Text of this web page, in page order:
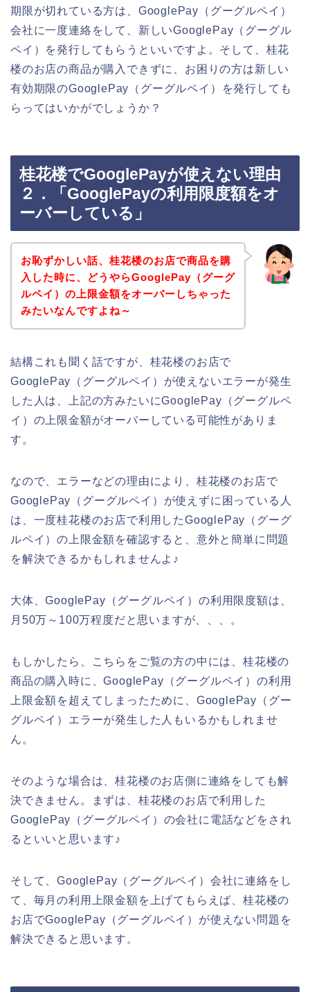
期限が切れている方は、GooglePay（グーグルペイ）
会社に一度連絡をして、新しいGooglePay（グーグル
ペイ）を発行してもらうといいですよ。そして、桂花
楼のお店の商品が購入できずに、お困りの方は新しい
有効期限のGooglePay（グーグルペイ）を発行しても
らってはいかがでしょうか？
桂花楼でGooglePayが使えない理由
２．「GooglePayの利用限度額をオ
ーバーしている」
お恥ずかしい話、桂花楼のお店で商品を購
入した時に、どうやらGooglePay（グーグ
ルペイ）の上限金額をオーバーしちゃった
みたいなんですよね～
結構これも聞く話ですが、桂花楼のお店で
GooglePay（グーグルペイ）が使えないエラーが発生
した人は、上記の方みたいにGooglePay（グーグルペ
イ）の上限金額がオーバーしている可能性がありま
す。
なので、エラーなどの理由により、桂花楼のお店で
GooglePay（グーグルペイ）が使えずに困っている人
は、一度桂花楼のお店で利用したGooglePay（グーグ
ルペイ）の上限金額を確認すると、意外と簡単に問題
を解決できるかもしれませんよ♪
大体、GooglePay（グーグルペイ）の利用限度額は、
月50万～100万程度だと思いますが、、、。
もしかしたら、こちらをご覧の方の中には、桂花楼の
商品の購入時に、GooglePay（グーグルペイ）の利用
上限金額を超えてしまったために、GooglePay（グー
グルペイ）エラーが発生した人もいるかもしれませ
ん。
そのような場合は、桂花楼のお店側に連絡をしても解
決できません。まずは、桂花楼のお店で利用した
GooglePay（グーグルペイ）の会社に電話などをされ
るといいと思います♪
そして、GooglePay（グーグルペイ）会社に連絡をし
て、毎月の利用上限金額を上げてもらえば、桂花楼の
お店でGooglePay（グーグルペイ）が使えない問題を
解決できると思います。